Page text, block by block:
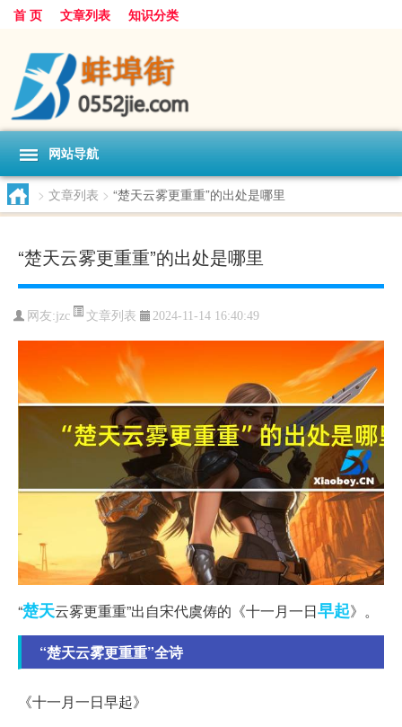
首 页 文章列表 知识分类
网站导航
> 文章列表 > “楚天云雾更重重”的出处是哪里
“楚天云雾更重重”的出处是哪里
网友:jzc 文章列表 2024-11-14 16:40:49
“楚天云雾更重重”出自宋代虞俦的《十一月一日早起》。
“楚天云雾更重重”全诗
《十一月一日早起》